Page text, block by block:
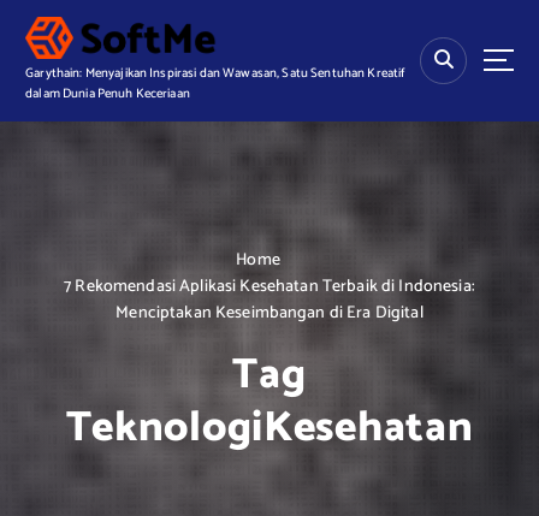
t
Garythain: Menyajikan Inspirasi dan Wawasan, Satu Sentuhan Kreatif
dalam Dunia Penuh Keceriaan
Home
7 Rekomendasi Aplikasi Kesehatan Terbaik di Indonesia:
Menciptakan Keseimbangan di Era Digital
Tag
TeknologiKesehatan